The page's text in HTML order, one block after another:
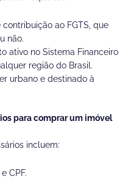
ao FGTS, que
não.
ativo no Sistema Financeiro
região do Brasil.
urbano e destinado à
para comprar um imóvel
incluem:
CPF.